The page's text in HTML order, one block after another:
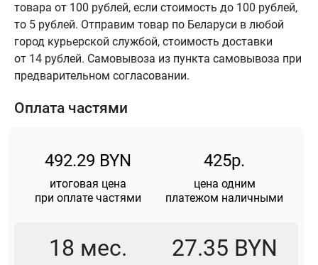
товара от 100 рублей, если стоимость до 100 рублей,
то 5 рублей. Отправим товар по Беларуси в любой
город курьерской службой, стоимость доставки
от 14 рублей. Самовывоза из пункта самовывоза при
предварительном согласовании.
Оплата частями
492.29 BYN
итоговая цена
при оплате частями
425р.
цена одним
платежом наличными
18 мес. 27.35 BYN